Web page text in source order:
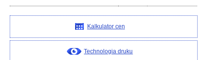
Kalkulator cen
Technologia druku